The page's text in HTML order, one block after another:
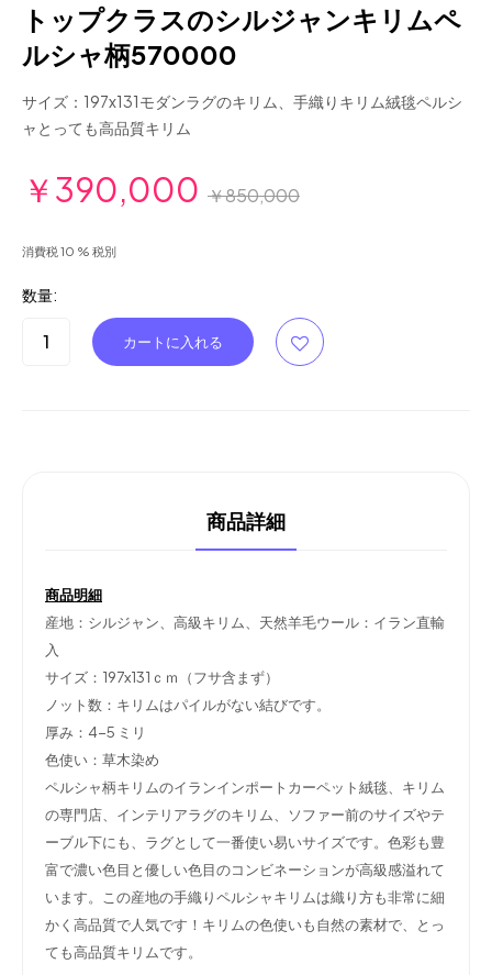
トップクラスのシルジャンキリムペ
ルシャ柄570000
サイズ：197x131モダンラグのキリム、手織りキリム絨毯ペルシ
ャとっても高品質キリム
￥390,000 ￥850,000
消費税 10 % 税別
数量:
商品詳細
商品明細
産地：シルジャン、高級キリム、天然羊毛ウール：イラン直輸
入
サイズ：197x131ｃｍ（フサ含まず）
ノット数：キリムはパイルがない結びです。
厚み：4-5 ミリ
色使い：草木染め
ペルシャ柄キリムのイランインポートカーペット絨毯、キリム
の専門店、インテリアラグのキリム、ソファー前のサイズやテ
ーブル下にも、ラグとして一番使い易いサイズです。色彩も豊
富で濃い色目と優しい色目のコンビネーションが高級感溢れて
います。この産地の手織りペルシャキリムは織り方も非常に細
かく高品質で人気です！キリムの色使いも自然の素材で、とっ
ても高品質キリムです。